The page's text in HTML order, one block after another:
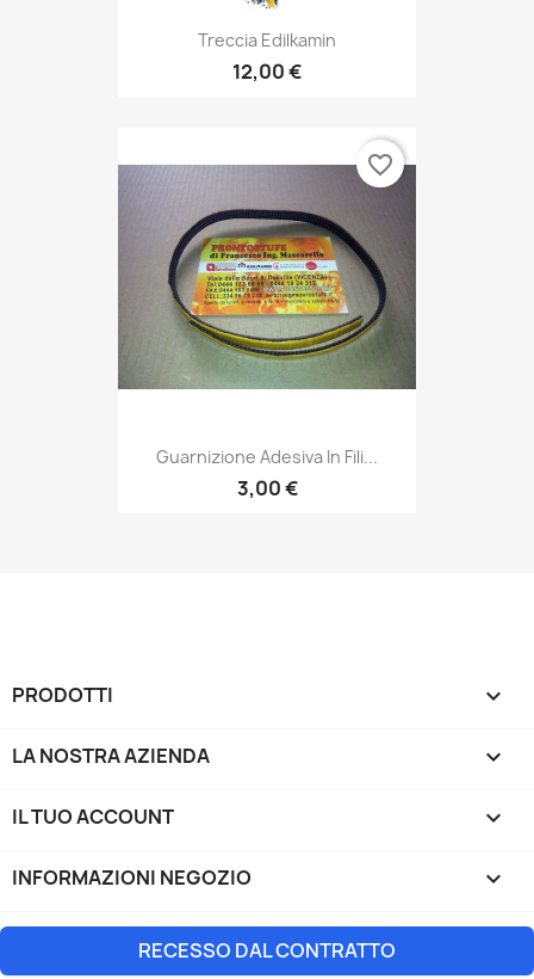
Treccia Edilkamin
12,00 €
Guarnizione Adesiva In Fili...
3,00 €
favorite_border
PRODOTTI 
LA NOSTRA AZIENDA 
IL TUO ACCOUNT 
INFORMAZIONI NEGOZIO keyboard_arrow_down
RECESSO DAL CONTRATTO